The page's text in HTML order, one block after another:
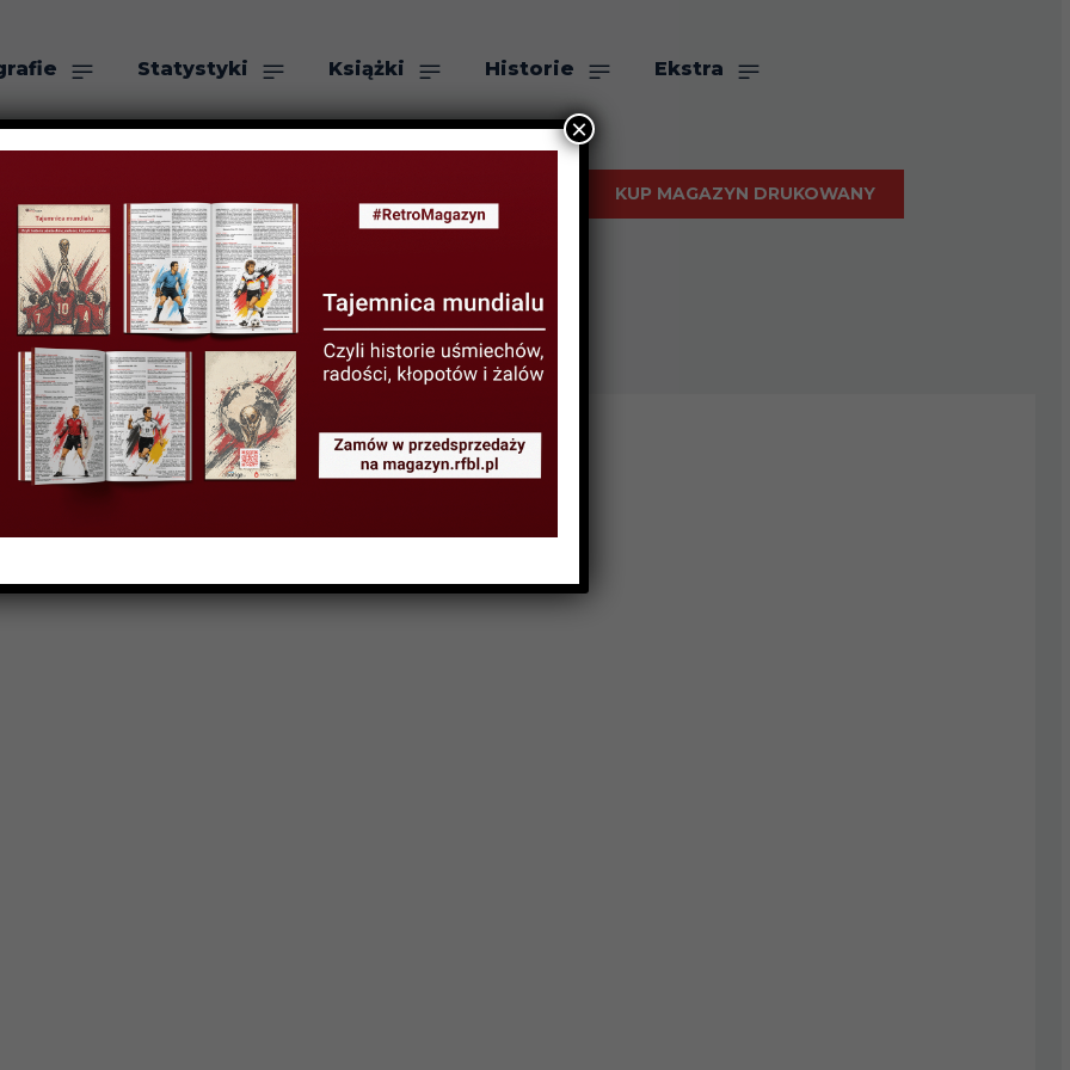
Statystyki Książki Historie Ekstra
KUP MAGAZYN DRUKOWANY
×